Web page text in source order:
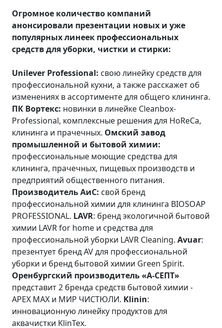
Огромное количество компаний
анонсировали презентации новых и уже
популярных линеек профессиональных
средств для уборки, чистки и стирки:
Unilever Professional: свою линейку средств для
профессиональной кухни, а также расскажет об
изменениях в ассортименте для общего клининга.
ПК Вортекс: новинки в линейке Cleanbox-
Professional, комплексные решения для HoReCa,
клининга и прачечных. Омский завод
промышленной и бытовой химии:
профессиональные моющие средства для
клининга, прачечных, пищевых производств и
предприятий общественного питания.
Производитель АиС: свой бренд
профессиональной химии для клининга BIOSOAP
PROFESSIONAL. LAVR: бренд экологичной бытовой
химии LAVR for home и средства для
профессиональной уборки LAVR Сleaning. Avuar:
презентует бренд AV для профессиональной
уборки и бренд бытовой химии Green Spirit.
Оренбургский производитель «А-СЕПТ»
представит 2 бренда средств бытовой химии -
APEX MAX и МИР ЧИСТЮЛИ. Klinin:
инновационную линейку продуктов для
аквачистки KlinTex.